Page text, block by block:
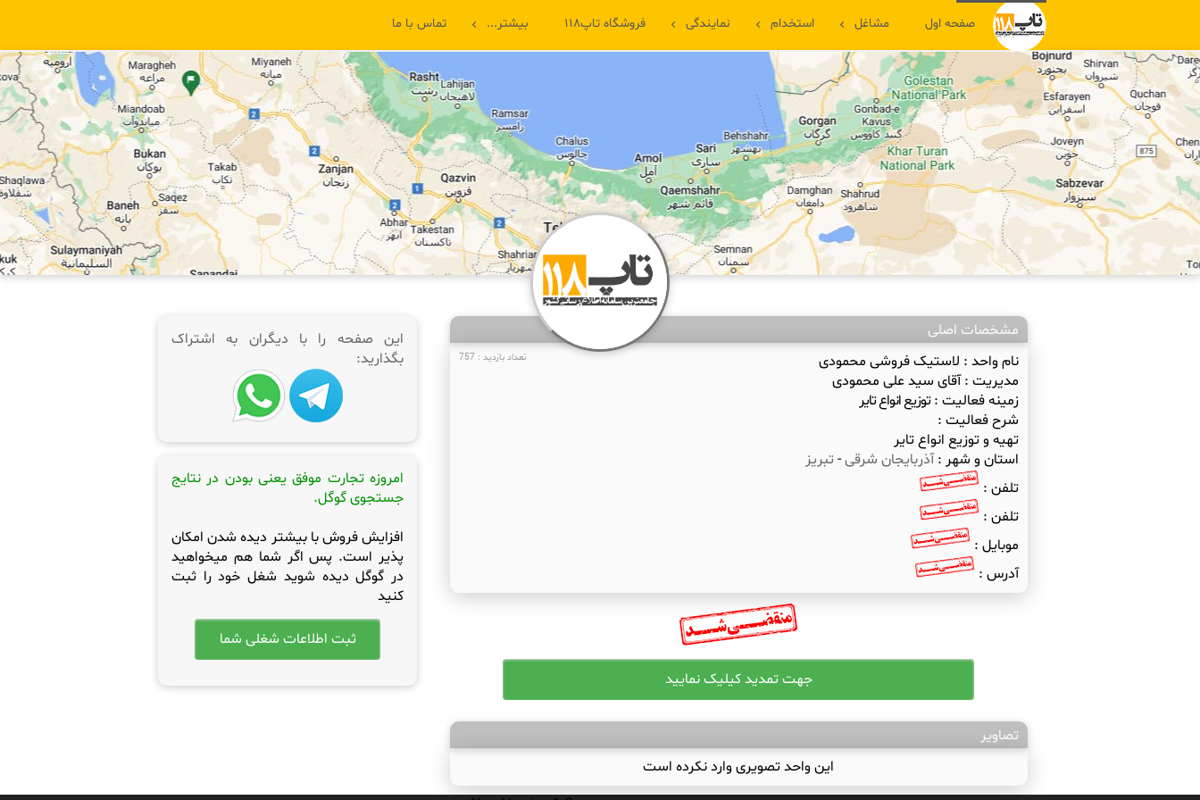
صفحه اول مشاغل استخدام نمایندگی فروشگاه تاپ۱۱۸ بیشتر... تماس با ما
مشخصات اصلی
تعداد بازدید : 757 نام واحد : لاستیک فروشی محمودی
مدیریت :آقای سید علی محمودی
زمینه فعالیت :توزیع انواع تایر
شرح فعالیت :
تهیه و توزیع انواع تایر
استان و شهر :آذربایجان شرقی- تبریز
تلفن :
تلفن :
موبایل :
آدرس :
تصاویر
این واحد تصویری وارد نکرده است
این صفحه را با دیگران به اشتراک
بگذارید:
امروزه تجارت موفق یعنی بودن در نتایج
جستجوی گوگل.
افزایش فروش با بیشتر دیده شدن امکان
پذیر است. پس اگر شما هم میخواهید
در گوگل دیده شوید شغل خود را ثبت
کنید